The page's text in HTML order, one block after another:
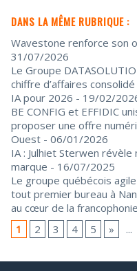
DANS LA MÊME RUBRIQUE :
Wavestone renforce son
31/07/2026
Le Groupe
chiffre d’affaires
IA pour 2026 - 19/02/
BE CONFIG et EFFIDIC
proposer une offre
Ouest - 06/01/2026
IA : Julhiet Sterwen
marque - 16/07/2025
Le groupe québécois
tout premier bureau à
au cœur de la
1
2 3 4 5 » ...